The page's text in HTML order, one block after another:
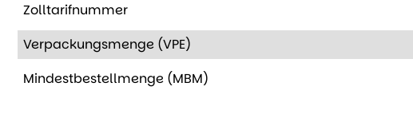
Zolltarifnummer
Verpackungsmenge (VPE)
Mindestbestellmenge (MBM)